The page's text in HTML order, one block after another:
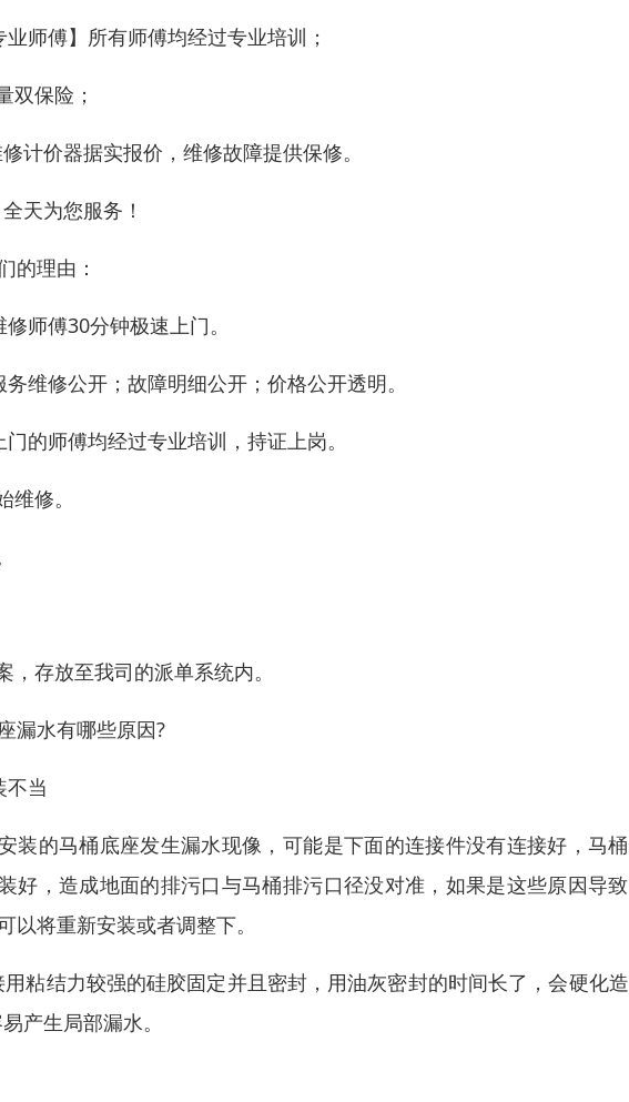
业师傅】所有师傅均经过专业培训；
双保险；
计价器据实报价，维修故障提供保修。
天为您服务！
的理由：
修师傅30分钟极速上门。
务维修公开；故障明细公开；价格公开透明。
门的师傅均经过专业培训，持证上岗。
修。
，存放至我司的派单系统内。
漏水有哪些原因?
不当
装的马桶底座发生漏水现像，可能是下面的连接件没有连接好，马
好，造成地面的排污口与马桶排污口径没对准，如果是这些原因导
以将重新安装或者调整下。
粘结力较强的硅胶固定并且密封，用油灰密封的时间长了，会硬化
产生局部漏水。